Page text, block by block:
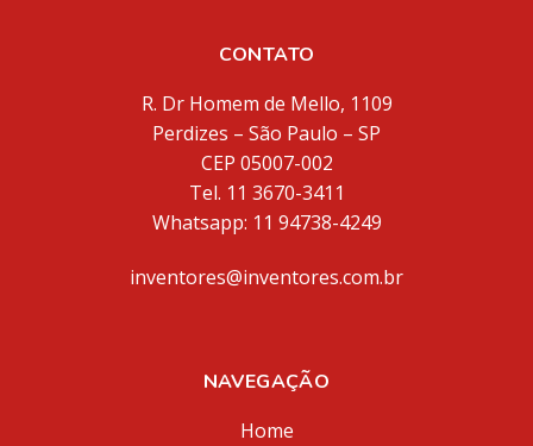
CONTATO
R. Dr Homem de Mello, 1109
Perdizes – São Paulo – SP
CEP 05007-002
Tel. 11 3670-3411
Whatsapp: 11 94738-4249
inventores@inventores.com.br
NAVEGAÇÃO
Home